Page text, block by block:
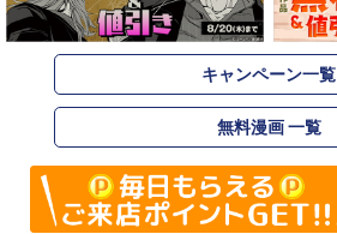
キャンペーン一覧
無料漫画 一覧